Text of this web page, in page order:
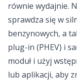
równie wydajnie.
sprawdza się w
benzynowych, a
plug-in (PHEV) i
moduł i użyj
lub aplikacji, aby